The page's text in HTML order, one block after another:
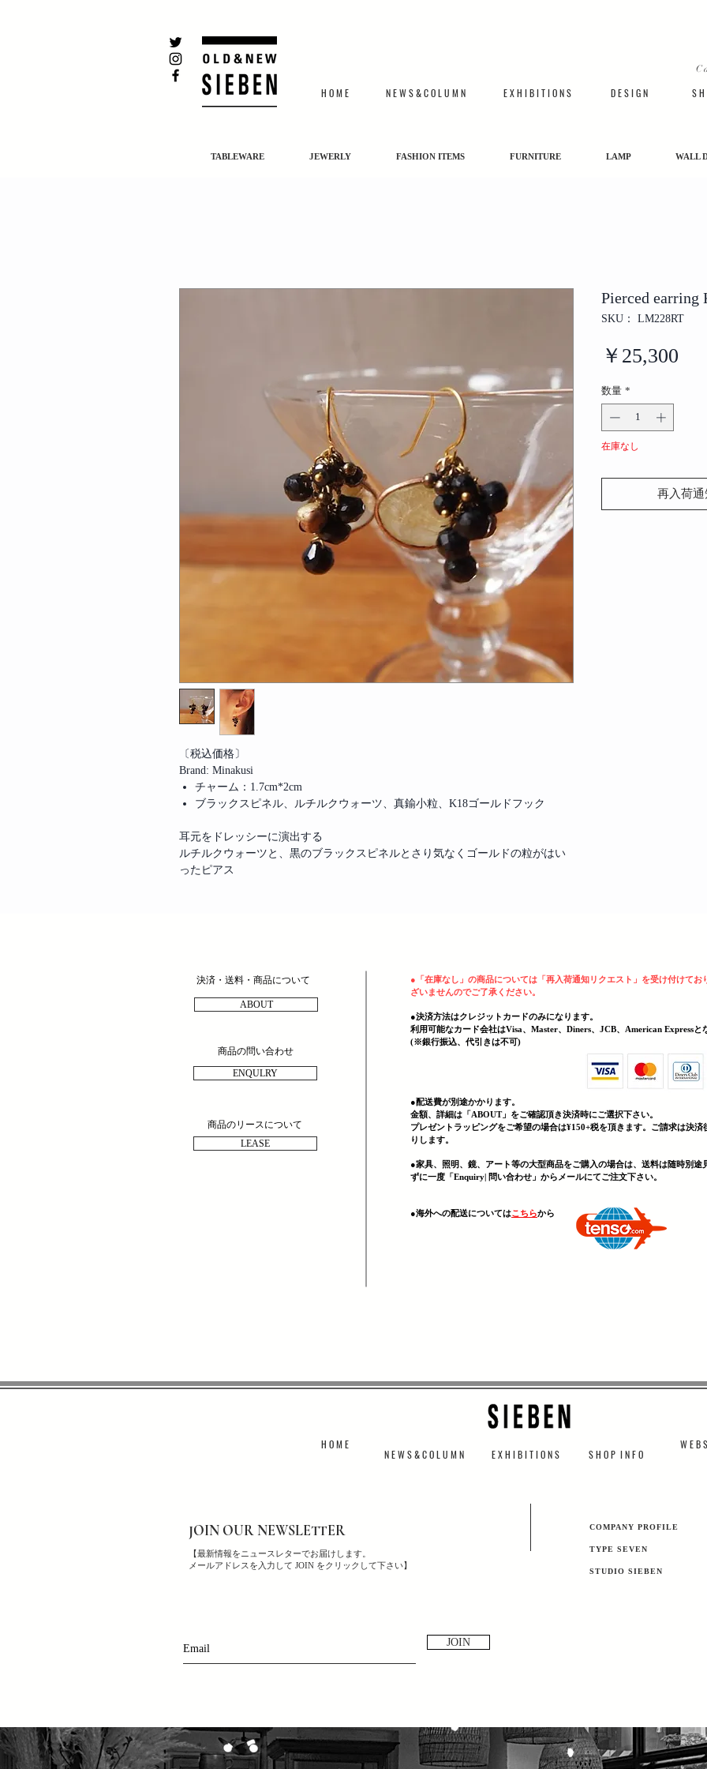
H O M E N E W S & C O L U M N ​E X H I B I T I O N S D E S I G N S H
TABLEWARE JEWERLY FASHION ITEMS FURNITURE LAMP WALL
〔税込価格〕
Brand: Minakusi
チャーム：1.7cm*2cm
ブラックスピネル、ルチルクウォーツ、真鍮小粒、K18ゴールドフック
耳元をドレッシーに演出する
ルチルクウォーツと、黒のブラックスピネルとさり気なくゴールドの粒がはい
ったピアス
Pierced earring
SKU： LM228RT
￥25,300
数量 *
在庫なし
再入荷通
決済・送料・商品について
商品の問い合わせ
商品のリースについて
● 「在庫なし」の商品については「再入荷通知リクエスト」を受け付けて
ざいませんのでご了承ください。
●決済方法はクレジットカードのみになります。
利用可能なカード会社はVisa、Master、Diners、JCB、American Expressと
(​※銀行振込、代引きは不可)
●配送費が別途かかります。
金額、詳細は「ABOUT」をご確認頂き決済時にご選択下さい。
プレゼントラッピングをご希望の場合は¥150+税を頂きます。ご請求は決済
りします。
●家具、照明、鏡、 アート等の大型商品をご購入の場合は、送料は随時別
ずに一度「Enquiry| 問い合わせ」からメールにてご注文下さい。
​●海外への配送についてはこちらから
ABOUT
ENQULRY
LEASE
H O M E
N E W S & C O L U M N ​E X H I B I T I O N S S H O P I N F O
W E B
JOIN OUR NEWSLETTER
【最新情報をニュースレターでお届けします。
メールアドレスを入力して JOIN をクリックして下さい】
JOIN
​COMPANY PROFILE
TYPE SEVEN
​STUDIO SIEBEN